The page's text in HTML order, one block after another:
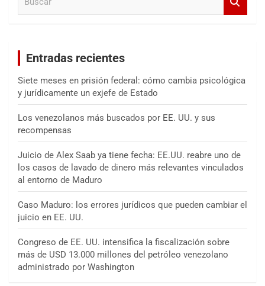
Entradas recientes
Siete meses en prisión federal: cómo cambia psicológica
y jurídicamente un exjefe de Estado
Los venezolanos más buscados por EE. UU. y sus
recompensas
Juicio de Alex Saab ya tiene fecha: EE.UU. reabre uno de
los casos de lavado de dinero más relevantes vinculados
al entorno de Maduro
Caso Maduro: los errores jurídicos que pueden cambiar el
juicio en EE. UU.
Congreso de EE. UU. intensifica la fiscalización sobre
más de USD 13.000 millones del petróleo venezolano
administrado por Washington